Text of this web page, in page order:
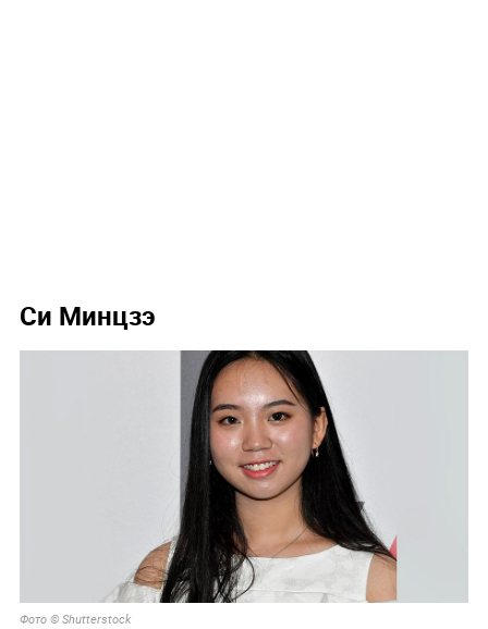
Си Минцзэ
Фото © Shutterstock